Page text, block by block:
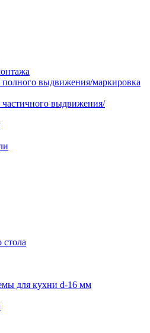
выдвижения/маркировка
выдвижения/
стола
для кухни d-16 мм